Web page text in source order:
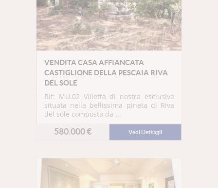
VENDITA CASA AFFIANCATA
CASTIGLIONE DELLA PESCAIA RIVA
DEL SOLE
Rif: MU.02 Villetta di nostra esclusiva
situata nella bellissima pineta di Riva
del sole composta da ...
580.000 €
Vedi Dettagli